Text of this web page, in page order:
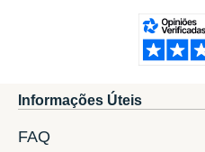
Informações Úteis
FAQ